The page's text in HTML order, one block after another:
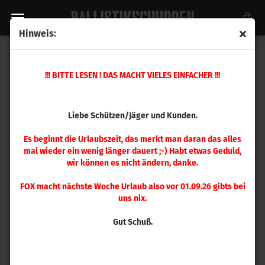
Hinweis:
!!! BITTE LESEN ! DAS MACHT VIELES EINFACHER !!!
Liebe Schützen/Jäger und Kunden.
Es beginnt die Urlaubszeit, das merkt man daran das alles
mal wieder ein wenig länger dauert ;-) Habt etwas Geduld,
wir können es nicht ändern, danke.
FOX macht nächste Woche Urlaub also vor 01.09.26 gibts bei
uns nix.
Gut Schuß.
Speer .357 TMJ 125gr 600 Stück
4731)